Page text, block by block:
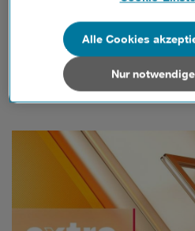
Behringer und
Bamberg-Krimi
Wenn Sie allen Cookies
von Drittanbietern verarbeitet, die
außerhalb der europäischen
verarbeiten. Sie unterliegen
Datenschutzniveau und es
Cookies von Unternehmen in
Datenschutzniveau wie in der
(z.B. Data Privacy Framework),
Unternehmen behandelt.
Nur
Alle Cookies